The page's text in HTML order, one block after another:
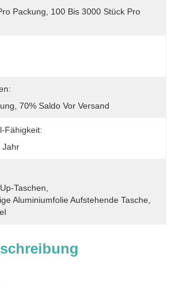
Packung, 100 Bis 3000 Stück Pro
70% Saldo Vor Versand
Fähigkeit:
Jahr
Taschen
Aluminiumfolie Aufstehende Tasche